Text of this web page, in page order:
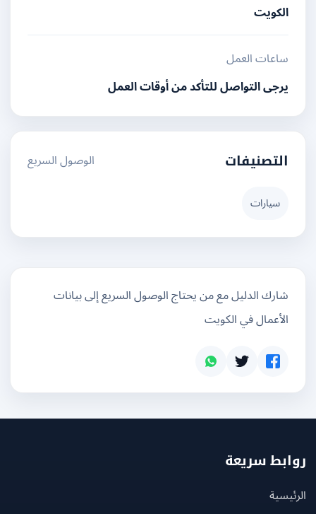
الكويت
ساعات العمل
يرجى التواصل للتأكد من أوقات العمل
التصنيفات الوصول السريع
سيارات
شارك الدليل مع من يحتاج الوصول السريع إلى بيانات
الأعمال في الكويت
سريعة